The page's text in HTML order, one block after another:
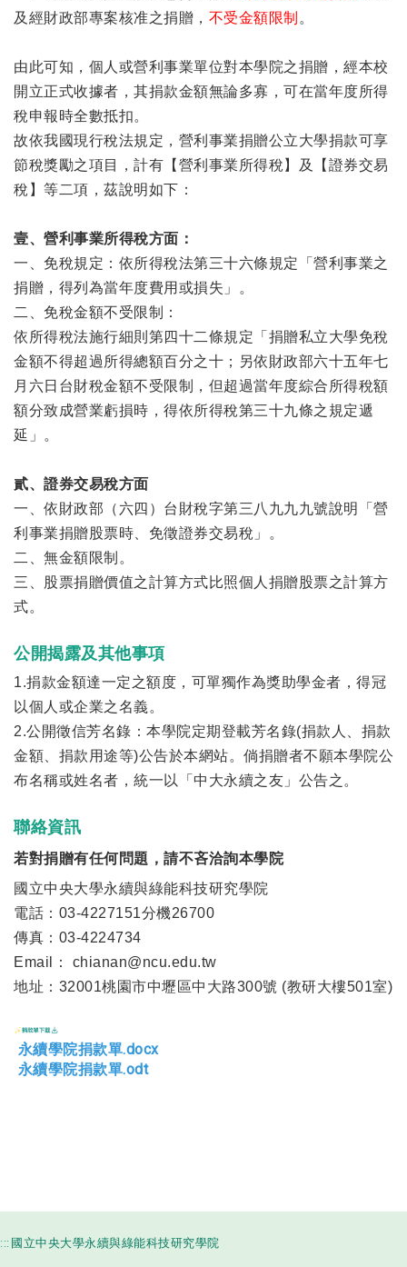
及經財政部專案核准之捐贈， 不受金額限制 。
由此可知，個人或營利事業單位對本學院之捐贈，經本校
開立正式收據者，其捐款金額無論多寡，可在當年度所得
稅申報時全數抵扣。
故依我國現行稅法規定，營利事業捐贈公立大學捐款可享
節稅獎勵之項目，計有【營利事業所得稅】及【證券交易
稅】等二項，茲說明如下：
壹、營利事業所得稅方面：
一、免稅規定：依所得稅法第三十六條規定「營利事業之
捐贈，得列為當年度費用或損失」。
二、免稅金額不受限制：
依所得稅法施行細則第四十二條規定「捐贈私立大學免稅
金額不得超過所得總額百分之十；另依財政部六十五年七
月六日台財稅金額不受限制，但超過當年度綜合所得稅額
額分致成營業虧損時，得依所得稅第三十九條之規定遞
延」。
貳、證券交易稅方面
一、依財政部（六四）台財稅字第三八九九九號說明「營
利事業捐贈股票時、免徵證券交易稅」。
二、無金額限制。
三、股票捐贈價值之計算方式比照個人捐贈股票之計算方
式。
公開揭露及其他事項
1.捐款金額達一定之額度，可單獨作為獎助學金者，得冠
以個人或企業之名義。
2.公開徵信芳名錄：本學院定期登載芳名錄(捐款人、捐款
金額、捐款用途等)公告於本網站。倘捐贈者不願本學院公
布名稱或姓名者，統一以「中大永續之友」公告之。
聯絡資訊
若對捐贈有任何問題，請不吝洽詢本學院
國立中央大學永續與綠能科技研究學院
電話：03-4227151分機26700
傳真：03-4224734
Email
： chianan@ncu.edu.tw
地址：32001桃園市中壢區中大路300號 (教研大樓501室)
永續學院捐款單.docx
永續學院捐款單.odt
::: 國立中央大學永續與綠能科技研究學院